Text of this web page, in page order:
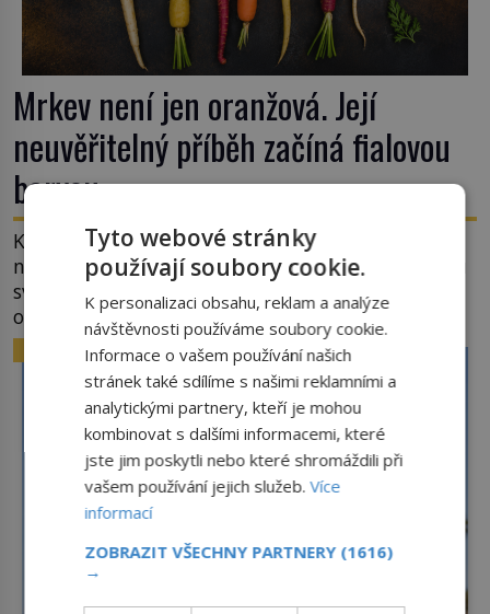
Mrkev není jen oranžová. Její
neuvěřitelný příběh začíná fialovou
barvou
Když dnes vytáhneme ze země mrkev, většina z
nás očekává sytě oranžový kořen. Jenže po většinu
své historie je mrkev všechno možné, jen ne
oranžová. Je fialová, žlutá, bílá, někdy dokonce
téměř černá. Až díky stovkám let pečlivého
šlechtění se z ní stává zelenina, bez které si českou
zahradu ani nedokážeme představit. Její příběh je
ZAJÍMAVOSTI
Tyto webové stránky
používají soubory cookie.
K personalizaci obsahu, reklam a analýze
návštěvnosti používáme soubory cookie.
Informace o vašem používání našich
stránek také sdílíme s našimi reklamními a
analytickými partnery, kteří je mohou
kombinovat s dalšími informacemi, které
jste jim poskytli nebo které shromáždili při
vašem používání jejich služeb.Více
informací
ZOBRAZIT VŠECHNY PARTNERY (1616)
→